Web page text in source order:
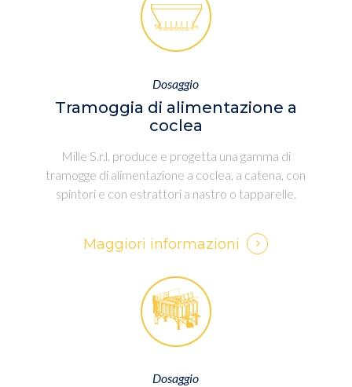
Dosaggio
Tramoggia di alimentazione a
coclea
Mille S.r.l. produce e progetta una gamma di
tramogge di alimentazione a coclea, a catena, con
spintori e con estrattori a nastro o tapparelle.
Maggiori informazioni
Dosaggio